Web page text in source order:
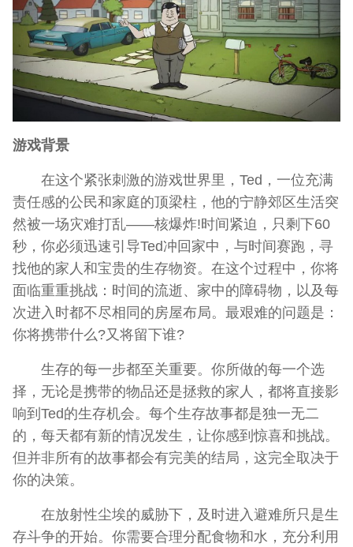
游戏背景
在这个紧张刺激的游戏世界里，Ted，一位充满
责任感的公民和家庭的顶梁柱，他的宁静郊区生活突
然被一场灾难打乱——核爆炸!时间紧迫，只剩下60
秒，你必须迅速引导Ted冲回家中，与时间赛跑，寻
找他的家人和宝贵的生存物资。在这个过程中，你将
面临重重挑战：时间的流逝、家中的障碍物，以及每
次进入时都不尽相同的房屋布局。最艰难的问题是：
你将携带什么?又将留下谁?
生存的每一步都至关重要。你所做的每一个选
择，无论是携带的物品还是拯救的家人，都将直接影
响到Ted的生存机会。每个生存故事都是独一无二
的，每天都有新的情况发生，让你感到惊喜和挑战。
但并非所有的故事都会有完美的结局，这完全取决于
你的决策。
在放射性尘埃的威胁下，及时进入避难所只是生
存斗争的开始。你需要合理分配食物和水，充分利用